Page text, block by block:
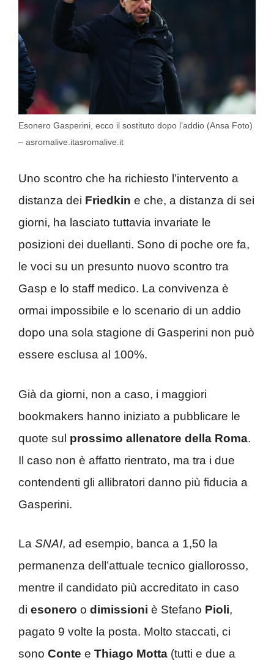
Esonero Gasperini, ecco il sostituto dopo l’addio (Ansa Foto)
– asromalive.itasromalive.it
Uno scontro che ha richiesto l’intervento a
distanza dei Friedkin e che, a distanza di sei
giorni, ha lasciato tuttavia invariate le
posizioni dei duellanti. Sono di poche ore fa,
le voci su un presunto nuovo scontro tra
Gasp e lo staff medico. La convivenza è
ormai impossibile e lo scenario di un addio
dopo una sola stagione di Gasperini non può
essere esclusa al 100%.
Già da giorni, non a caso, i maggiori
bookmakers hanno iniziato a pubblicare le
quote sul prossimo allenatore della Roma.
Il caso non è affatto rientrato, ma tra i due
contendenti gli allibratori danno più fiducia a
Gasperini.
La SNAI, ad esempio, banca a 1,50 la
permanenza dell’attuale tecnico giallorosso,
mentre il candidato più accreditato in caso
di esonero o dimissioni è Stefano Pioli,
pagato 9 volte la posta. Molto staccati, ci
sono Conte e Thiago Motta (tutti e due a